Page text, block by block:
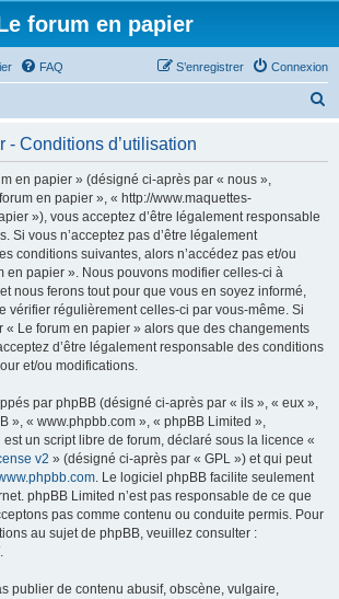
forum en papier
FAQ Connexion
S’enregistrer
- Conditions d’utilisation
en papier » (désigné ci-après par « nous »,
en papier », « http://www.maquettes-
»), vous acceptez d’être légalement responsable
Si vous n’acceptez pas d’être légalement
conditions suivantes, alors n’accédez pas et/ou
en papier ». Nous pouvons modifier celles-ci à
nous ferons tout pour que vous en soyez informé,
vérifier régulièrement celles-ci par vous-même. Si
« Le forum en papier » alors que des changements
d’être légalement responsable des conditions
et/ou modifications.
par phpBB (désigné ci-après par « ils », « eux »,
», « www.phpbb.com », « phpBB Limited »,
un script libre de forum, déclaré sous la licence «
v2 » (désigné ci-après par « GPL ») et qui peut
. Le logiciel phpBB facilite seulement
phpBB Limited n’est pas responsable de ce que
pas comme contenu ou conduite permis. Pour
au sujet de phpBB, veuillez consulter :
.
publier de contenu abusif, obscène, vulgaire,